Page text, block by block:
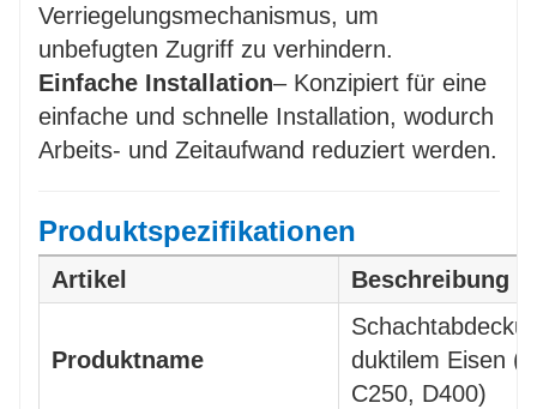
Verriegelungsmechanismus, um
unbefugten Zugriff zu verhindern.
Einfache Installation– Konzipiert für eine
einfache und schnelle Installation, wodurch
Arbeits- und Zeitaufwand reduziert werden.
Produktspezifikationen
Artikel Beschreibung
Produktname
duktilem Eisen
C250, D400)